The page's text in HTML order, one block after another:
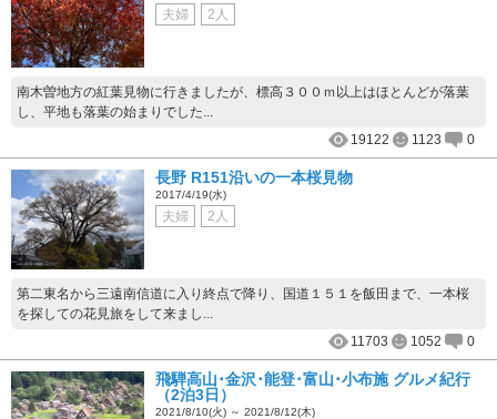
夫婦 2人
南木曽地方の紅葉見物に行きましたが、標高３００ｍ以上はほとんどが落葉
し、平地も落葉の始まりでした...
19122
1123 0
長野 R151沿いの一本桜見物
2017/4/19(水)
夫婦 2人
第二東名から三遠南信道に入り終点で降り、国道１５１を飯田まで、一本桜
を探しての花見旅をして来まし...
11703
1052 0
飛騨高山･金沢･能登･富山･小布施 グルメ紀行
（2泊3日）
2021/8/10(火) ～ 2021/8/12(木)